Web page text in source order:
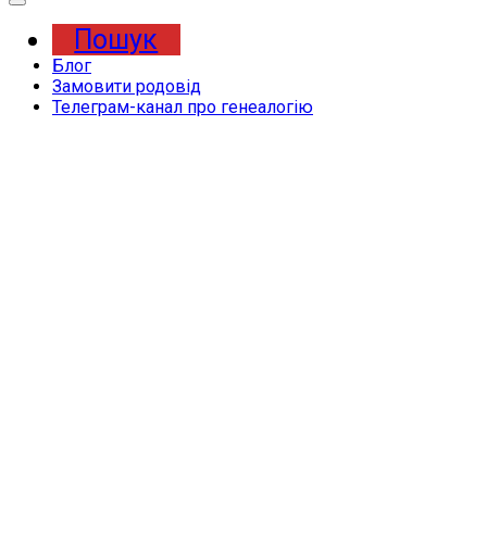
Expand
Пошук
Блог
Замовити родовід
Телеграм-канал про генеалогію